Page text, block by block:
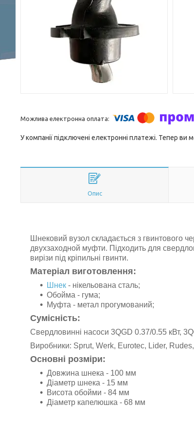
У компанії підключені електронні платежі. Тепер
Опис
Шнековий вузол складається з гвинтового
двухзаходной муфти. Підходить для
вирізи під кріпильні гвинти.
Матеріал виготовлення:
Шнек - нікельована сталь;
Обойма - гума;
Муфта - метал прогумований;
Сумісність:
Свердловинні насоси 3QGD 0.37/0.55 кВт,
Виробники: Sprut, Werk, Eurotec, Lider,
Основні розміри:
Довжина шнека - 100 мм
Діаметр шнека - 15 мм
Висота обойми - 84 мм
Діаметр капелюшка - 68 мм